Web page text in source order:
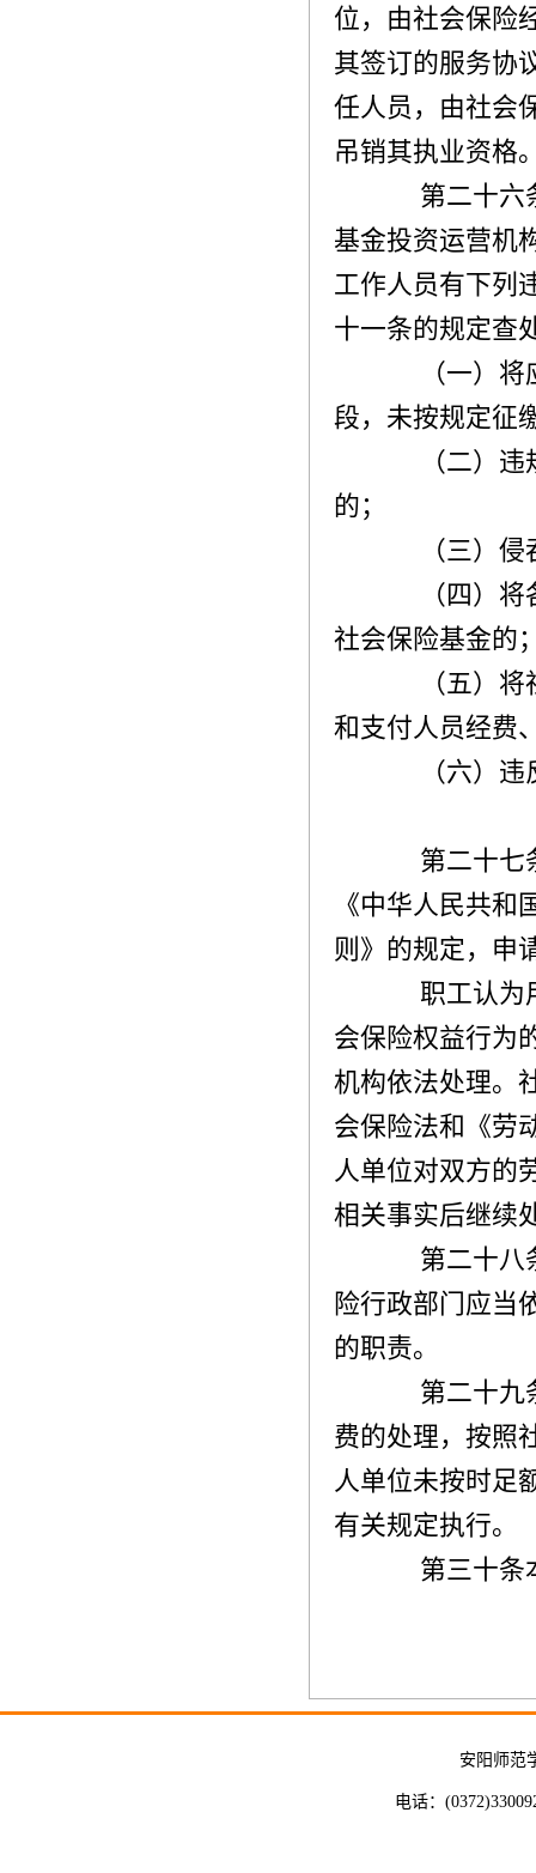
位，由社会保险
其签订的服务协
任人员，由社会
吊销其执业资格
第二十六条
基金投资运营机
工作人员有下列
十一条的规定查
（一）将应
段，未按规定征
（二）违规
的；
（三）侵
（四）将各
社会保险基金的
（五）将社
和支付人员经费
（六）违反
第二十七条
《中华人民共
则》的规定，申
职工认为用
会保险权益行为
机构依法处理。
会保险法和《劳
人单位对双方的
相关事实后继续
第二十八条
险行政部门应当
的职责。
第二十九
费的处理，按照
人单位未按时足
有关规定执行。
第三十条
安阳师范
电话：